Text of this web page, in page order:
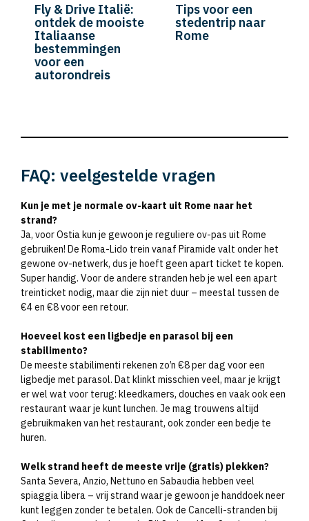
Fly & Drive Italië:
ontdek de mooiste
Italiaanse
bestemmingen
voor een
autorondreis
Tips voor een
stedentrip naar
Rome
FAQ: veelgestelde vragen
Kun je met je normale ov-kaart uit Rome naar het
strand?
Ja, voor Ostia kun je gewoon je reguliere ov-pas uit Rome
gebruiken! De Roma-Lido trein vanaf Piramide valt onder het
gewone ov-netwerk, dus je hoeft geen apart ticket te kopen.
Super handig. Voor de andere stranden heb je wel een apart
treinticket nodig, maar die zijn niet duur – meestal tussen de
€4 en €8 voor een retour.
Hoeveel kost een ligbedje en parasol bij een
stabilimento?
De meeste stabilimenti rekenen zo’n €8 per dag voor een
ligbedje met parasol. Dat klinkt misschien veel, maar je krijgt
er wel wat voor terug: kleedkamers, douches en vaak ook een
restaurant waar je kunt lunchen. Je mag trouwens altijd
gebruikmaken van het restaurant, ook zonder een bedje te
huren.
Welk strand heeft de meeste vrije (gratis) plekken?
Santa Severa, Anzio, Nettuno en Sabaudia hebben veel
spiaggia libera – vrij strand waar je gewoon je handdoek neer
kunt leggen zonder te betalen. Ook de Cancelli-stranden bij